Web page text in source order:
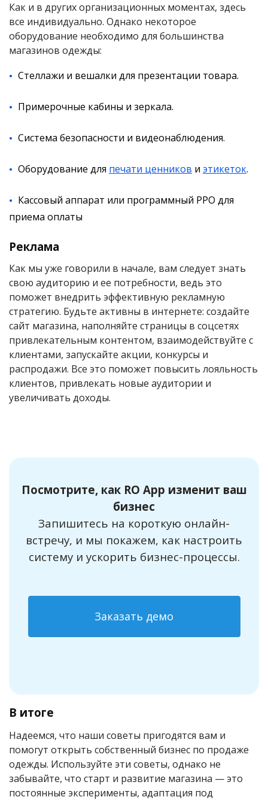
Как и в других организационных моментах, здесь
все индивидуально. Однако некоторое
оборудование необходимо для большинства
магазинов одежды:
Стеллажи и вешалки для презентации товара.
Примерочные кабины и зеркала.
Система безопасности и видеонаблюдения.
Оборудование для печати ценников и этикеток.
Кассовый аппарат или программный РРО для
приема оплаты
Реклама
Как мы уже говорили в начале, вам следует знать
свою аудиторию и ее потребности, ведь это
поможет внедрить эффективную рекламную
стратегию. Будьте активны в интернете: создайте
сайт магазина, наполняйте страницы в соцсетях
привлекательным контентом, взаимодействуйте с
клиентами, запускайте акции, конкурсы и
распродажи. Все это поможет повысить лояльность
клиентов, привлекать новые аудитории и
увеличивать доходы.
Посмотрите, как RO App изменит ваш
бизнес
Запишитесь на короткую онлайн-
встречу, и мы покажем, как настроить
систему и ускорить бизнес-процессы.
Заказать демо
В итоге
Надеемся, что наши советы пригодятся вам и
помогут открыть собственный бизнес по продаже
одежды. Используйте эти советы, однако не
забывайте, что старт и развитие магазина — это
постоянные эксперименты, адаптация под